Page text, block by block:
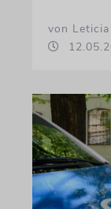
von